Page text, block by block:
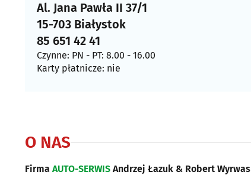
Al. Jana Pawła II 37/1
15-703 Białystok
85 651 42 41
Czynne: PN - PT: 8.00 - 16.00
Karty płatnicze: nie
O NAS
Firma AUTO-SERWIS Andrzej Łazuk & Robert Wyrwas